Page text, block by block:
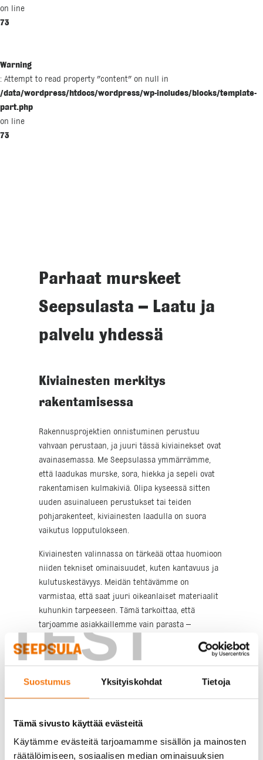
TEST
Suostumus Yksityiskohdat Tietoja
Tämä sivusto käyttää evästeitä
Käytämme evästeitä tarjoamamme sisällön ja mainosten
räätälöimiseen, sosiaalisen median ominaisuuksien
on line
73
Warning
: Attempt to read property "content" on null in
/data/wordpress/htdocs/wordpress/wp-includes/blocks/template-
part.php
on line
73
Parhaat murskeet
Seepsulasta – Laatu ja
palvelu yhdessä
Kiviainesten merkitys
rakentamisessa
Rakennusprojektien onnistuminen perustuu
vahvaan perustaan, ja juuri tässä kiviainekset ovat
avainasemassa. Me Seepsulassa ymmärrämme,
että laadukas murske, sora, hiekka ja sepeli ovat
rakentamisen kulmakiviä. Olipa kyseessä sitten
uuden asuinalueen perustukset tai teiden
pohjarakenteet, kiviainesten laadulla on suora
vaikutus lopputulokseen.
Kiviainesten valinnassa on tärkeää ottaa huomioon
niiden tekniset ominaisuudet, kuten kantavuus ja
kulutuskestävyys. Meidän tehtävämme on
varmistaa, että saat juuri oikeanlaiset materiaalit
kuhunkin tarpeeseen. Tämä tarkoittaa, että
tarjoamme asiakkaillemme vain parasta –
tasalaatuisia tuotteita, jotka täyttävät
tiukimmatkin standardit.
Palvelun nopeus ja
toimitusvarmuus
ylimääräinen minuutti maksaa. Siksi olemme